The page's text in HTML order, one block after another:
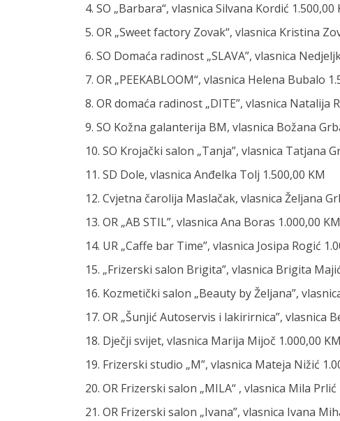
4. SO „Barbara“, vlasnica Silvana Kordić 1.500,00
5. OR „Sweet factory Zovak“, vlasnica Kristina
6. SO Domaća radinost „SLAVA”, vlasnica
7. OR „PEEKABLOOM“, vlasnica Helena Bubalo
8. OR domaća radinost „DITE”, vlasnica Natalija
9. SO Kožna galanterija BM, vlasnica Božana
10. SO Krojački salon „Tanja”, vlasnica Tatjana
11. SD Dole, vlasnica Anđelka Tolj 1.500,00 KM
12. Cvjetna čarolija Maslačak, vlasnica Željana
13. OR „AB STIL”, vlasnica Ana Boras 1.000,00 KM
14. UR „Caffe bar Time”, vlasnica Josipa Rogić
15. „Frizerski salon Brigita”, vlasnica Brigita
16. Kozmetički salon „Beauty by Željana”,
17. OR „Šunjić Autoservis i lakirirnica”, vlasnica
18. Dječji svijet, vlasnica Marija Mijoč 1.000,00 KM
19. Frizerski studio „M”, vlasnica Mateja Nižić
20. OR Frizerski salon „MILA“ , vlasnica Mila Prlić
21. OR Frizerski salon „Ivana”, vlasnica Ivana